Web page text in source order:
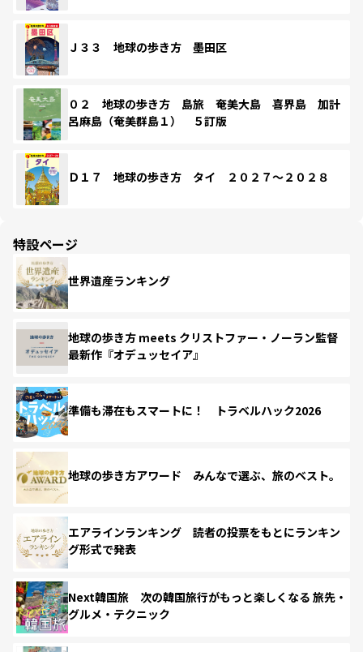
Ｊ３３ 地球の歩き方 墨田区
０２ 地球の歩き方 島旅 奄美大島 喜界島 加計
呂麻島（奄美群島１） ５訂版
Ｄ１７ 地球の歩き方 タイ ２０２７～２０２８
特設ページ
世界遺産ランキング
地球の歩き方 meets クリストファー・ノーラン監督
最新作『オデュッセイア』
準備も滞在もスマートに！ トラベルハック2026
地球の歩き方アワード みんなで選ぶ、旅のベスト。
エアラインランキング 読者の投票をもとにランキン
グ形式で発表
Next韓国旅 次の韓国旅行がもっと楽しくなる 旅先・
グルメ・テクニック